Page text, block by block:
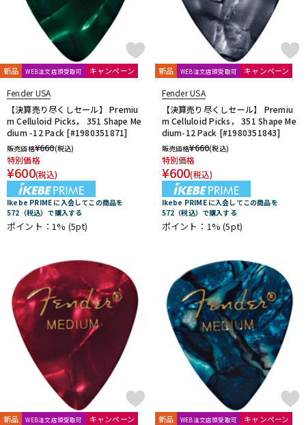
新品 WEB注文店頭受取可 キャンペーン
Fender USA
【決算売り尽くしセール】 Premiu
m Celluloid Picks， 351 Shape Me
dium -12 Pack [#1980351871]
販売価格¥660(税込)
特別価格
¥600(税込)
Ikebe PRIME に入会してこの商品を
572（税込）で購入する
ポイント：1% (5pt)
新品 WEB注文店頭受取可 キャンペーン
Fender USA
【決算売り尽くしセール】 Premiu
m Celluloid Picks， 351 Shape Me
dium-12 Pack [#1980351843]
販売価格¥660(税込)
特別価格
¥600(税込)
Ikebe PRIME に入会してこの商品を
572（税込）で購入する
ポイント：1%(5pt)
新品 WEB注文店頭受取可 キャンペーン 新品 WEB注文店頭受取可 キャンペーン